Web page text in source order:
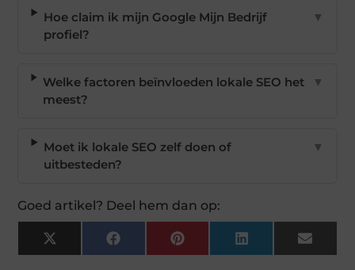
Hoe claim ik mijn Google Mijn Bedrijf
profiel?
▼
Welke factoren beïnvloeden lokale SEO het
meest?
▼
Moet ik lokale SEO zelf doen of
uitbesteden?
▼
Goed artikel? Deel hem dan op:
X
(Twitter)
FacebookPinterest LinkedIn Email